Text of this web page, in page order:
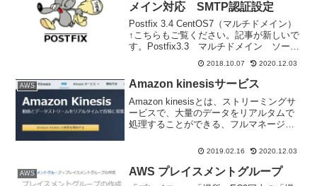
メイン対応 SMTP認証設定
Postfix 3.4 CentOS7（マルチドメイン）
↑こちらもご覧ください。記事が新しいで
す。Postfix3.3 マルチドメイン ソース
版 dovecot 設定では、pop3ポートでの
受信ができました。今度は、587ポートで
のSMTP...
2018.10.07 2020.12.03
AWS Amazon kinesisサービス
Amazon kinesisとは、ストリーミングサ
ービスで、大量のデータをリアルタムで
処理することができる、フルマネージド
も、映像系だけのサービスではない。デ
ータの収集、処理、分析を行う。フルマ
ネージドサ...
2019.02.16 2020.12.03
AWS AWS プレイスメントグループ